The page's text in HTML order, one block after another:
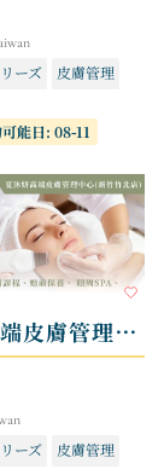
ーズ
皮膚管理
能日: 08-11
夏沐妍高端皮膚管理中心 - 新竹竹北店
ーズ
皮膚管理